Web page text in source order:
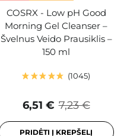
COSRX - Low pH Good
Morning Gel Cleanser –
Švelnus Veido Prausiklis –
150 ml
1045
7,23 €
6,51 €
PRIDĖTI Į KREPŠELĮ